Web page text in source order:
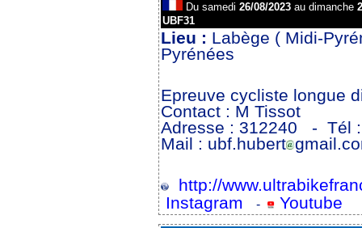
Du samedi 26/08/2023au dimanche
UBF31
Lieu : Labège ( Midi-
Pyrénées
Epreuve cycliste longue
Contact : M Tissot
Adresse : 312240
- Tél :
Mail : ubf.hubert
http://
Instagram - Youtube